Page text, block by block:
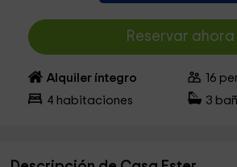
Reservar ahora
Alquiler íntegro 16
4 habitaciones 3